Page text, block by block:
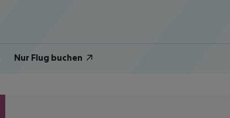
Nur Flug buchen